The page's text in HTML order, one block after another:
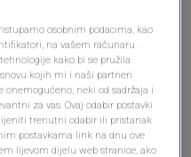
osobnim podacima, kao
na vašem računaru .
kako bi se pružila
kojih mi i naši partneri
neki od sadržaja i
za vas. Ovaj odabir postavki
trenutni odabir ili pristanak
postavkama link na dnu ove
lijevom dijelu web stranice, ako